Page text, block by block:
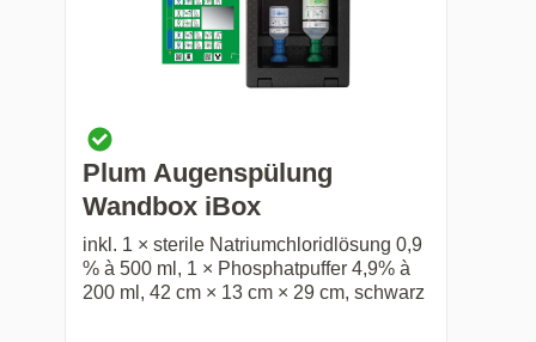
Plum Augenspülung
Wandbox iBox
inkl. 1 × sterile Natriumchloridlösung 0,9
% à 500 ml, 1 × Phosphatpuffer 4,9% à
200 ml, 42 cm × 13 cm × 29 cm, schwarz